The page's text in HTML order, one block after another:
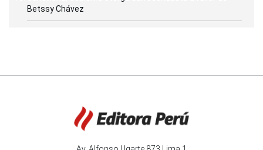
Betssy Chávez